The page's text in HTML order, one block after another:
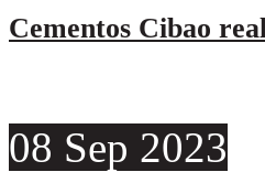
Cementos Cibao
08 Sep 2023